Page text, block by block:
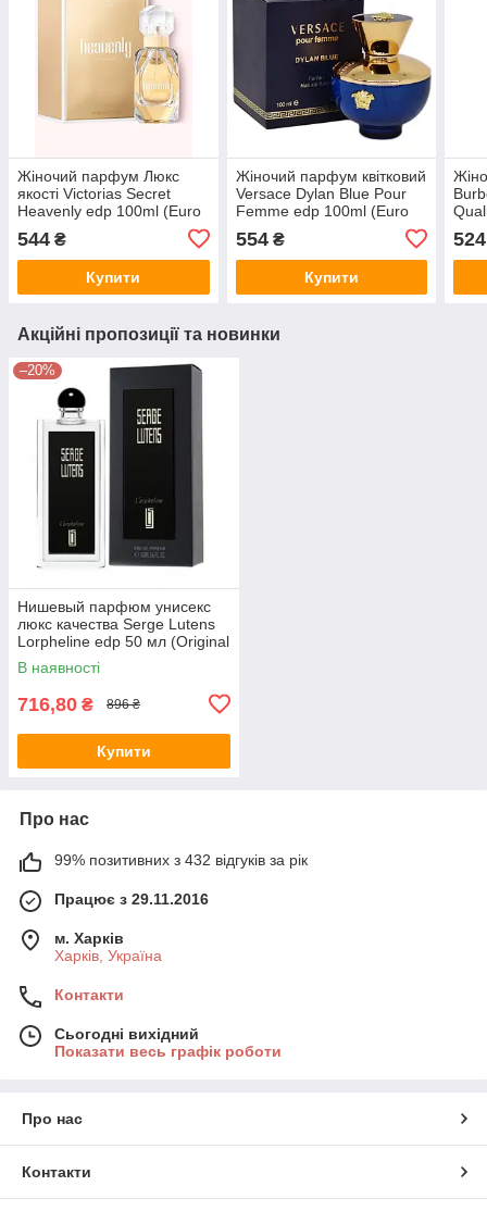
Жіночий парфум Люкс
якості Victorias Secret
Heavenly edp 100ml (Euro
544 ₴
Купити
Жіночий парфум квітковий
Versace Dylan Blue Pour
Femme edp 100ml (Euro
554₴
Купити
524
Акційні пропозиції та новинки
–20%
Нишевый парфюм унисекс
люкс качества Serge Lutens
Lorpheline edp 50 мл (Original
Quality)
В наявності
716,80 ₴ 896 ₴
Купити
Про нас
99% позитивних з 432 відгуків за рік
Працює з 29.11.2016
м. Харків
Харків, Україна
Контакти
Сьогодні вихідний
Показати весь графік роботи
Про нас
Контакти